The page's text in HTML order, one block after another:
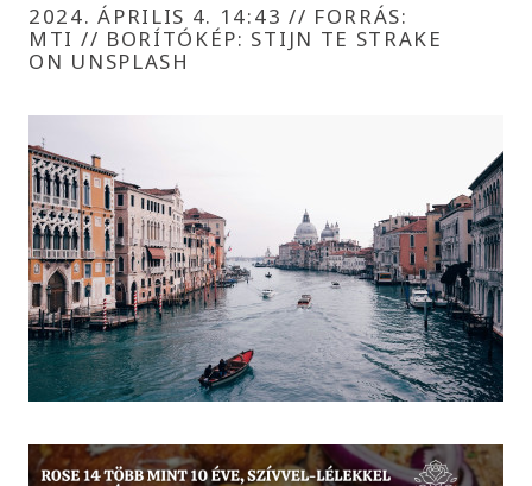
2024. ÁPRILIS 4. 14:43 // FORRÁS:
MTI // BORÍTÓKÉP: STIJN TE STRAKE
ON UNSPLASH